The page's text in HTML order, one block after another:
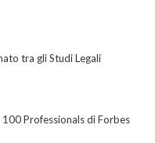
tra gli Studi Legali
Professionals di Forbes